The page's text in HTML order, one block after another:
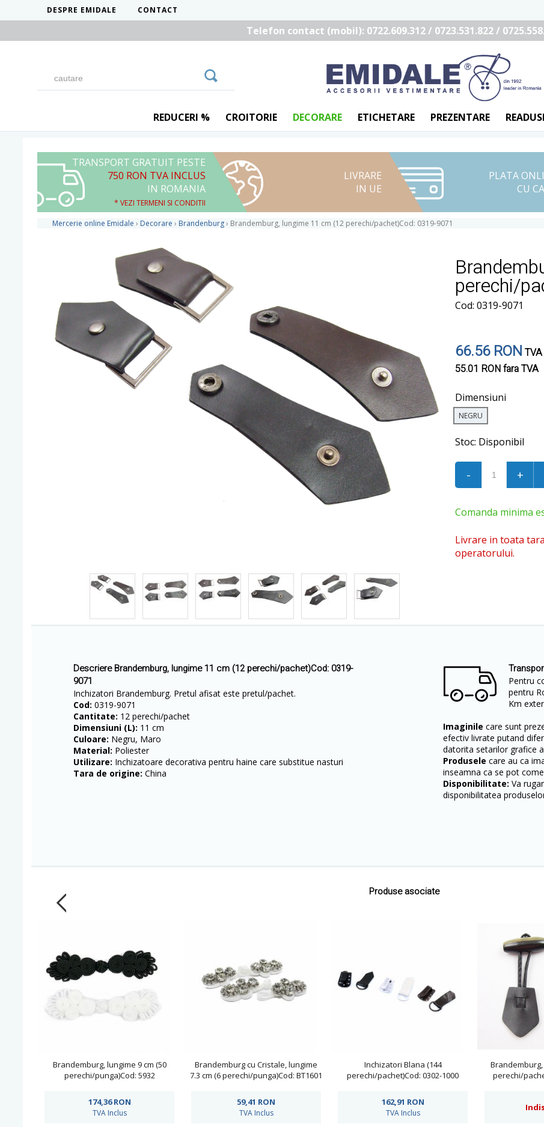
DESPRE EMIDALE CONTACT
Telefon contact (mobil): 0722.609.312 / 0723.531.822 /
REDUCERI % CROITORIE DECORARE ETICHETARE PREZENTARE
TRANSPORT GRATUIT PESTE
750 RON TVA INCLUS
IN ROMANIA
* VEZI TERMENI SI CONDITII
LIVRARE
IN UE
PLATA
CU
Mercerie online Emidale › Decorare › Brandenburg› Brandemburg, lungime 11 cm (12 perechi/pachet)Cod: 0319-9071
perechi/
Cod: 0319-9071
66.56 RON
55.01 RONfara TVA
Dimensiuni
NEGRU
Stoc: Disponibil
- +
Comanda minima
Livrare in toata
operatorului.
Descriere Brandemburg, lungime 11 cm (12 perechi/pachet)Cod: 0319-
9071
Inchizatori Brandemburg. Pretul afisat este pretul/pachet.
Cod: 0319-9071
Cantitate: 12 perechi/pachet
Dimensiuni (L): 11 cm
Culoare: Negru, Maro
Material: Poliester
Utilizare: Inchizatoare decorativa pentru haine care substitue nasturi
Tara de origine: China
Pentru
pentru
Km
Imaginile care sunt
efectiv livrate putand
datorita setarilor grafice
Produsele care au ca
inseamna ca se pot
Disponibilitate: Va
disponibilitatea
Produse asociate
Brandemburg, lungime 9 cm (50
perechi/punga)Cod: 5932
174,36RON
TVA Inclus
Brandemburg cu Cristale, lungime
7.3 cm (6 perechi/punga)Cod: BT1601
59,41 RON
TVA Inclus
Inchizatori Blana (144
perechi/pachet)Cod: 0302-1000
162,91 RON
TVA Inclus
Brandemburg,
perechi/